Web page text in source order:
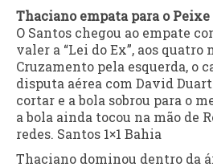
Thaciano empata para o Peixe
O Santos chegou ao empate
valer a “Lei do Ex”, aos quatro
Cruzamento pela esquerda, o
disputa aérea com David
cortar e a bola sobrou para o
a bola ainda tocou na mão de
redes. Santos 1×1 Bahia
Thaciano dominou dentro da